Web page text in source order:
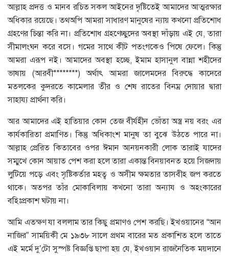
আল্লাহ প্রদত্ত ও মানব রচিত সকল আইনের দৃষ্টিতেই আমাদের আত্মরক্ষার
অধিকার রয়েছে। তথঅপি আমরা সাধারণ মানুষের ন্যায় কখনো প্রতিশোধ
গ্রহণের চিন্তা করি না। প্রতিশোধ গ্রহণেচ্ছুদের অবস্থা দাঁড়ায় এই যে, তারা
সীমালংঘন করে বসে। গমের সাথে কীট পতংগকেও পিষে ফেলে। কিন্তু
আমরা এরূপ নই। আমাদের অবস্থা হচ্ছে, ইমাম হাসানুল বান্না শহীদের
ভাষায় (আরবী********) অর্থাৎ আমরা জালেমদের বিরুদ্ধে কাদেরে
মতলকের কুদরতে কামেলার তীর ও শেষ রাতের বিনম্র দোয়ার দ্বারা
সাহায্য প্রার্থনা করি।
আর আমাদের এই হাতিয়ার কোন তেজ বীর্যহীন ভোঁতা অস্ত্র নয় বরং এর
কার্যকারিতা প্রমাণিত। কিন্তু অধিকাংশ মানুষ তা বুঝে উঠতে পারে না।
আল্লাহ প্রেরিত কিতাবের ওপর ঈমান আনয়নকারী লোক তারাই যাদের
সম্মুখে কোন আয়াত পেশ করা হলে তারা একান্ত বিনয়াবনত হয়ে সিজদায়
লুটিয়ে পড়ে এবং সৃষ্টিকর্তার মহত্ব ও অসীম ক্ষমতার তাসবীহ জপ করতে
থাকে। অতপর তাঁর মোকাবিলায় কখনো তারা অন্যায ও অহংকারের
বহিঃপ্রকাশ ঘটায় না।
আমি এতক্ষণ যা বললাম তার কিছু প্রমাণও পেশ করছি। ইখওয়ানের “আন
নাজির” সাময়িকী মে ১৯৩৮ সালে প্রথম বারের মত প্রকাশিত হলে তাতে
এই মর্মে দু’টো সুস্পষ্ট বিজ্ঞপ্তি ছাপা হয় যে, ইখওয়ান রাজনৈতিক ময়দানে